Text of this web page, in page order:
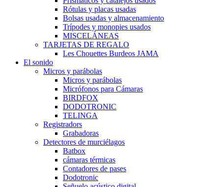
Rótulas y placas usadas
Bolsas usadas y almacenamiento
Trípodes y monopies usados
MISCELÁNEAS
TARJETAS DE REGALO
Les Chouettes Burdeos JAMA
El sonido
Micros y parábolas
Micros y parábolas
Micrófonos para Cámaras
BIRDFOX
DODOTRONIC
TELINGA
Registradors
Grabadoras
Detectores de murciélagos
Batbox
cámaras térmicas
Contadores de pases
Dodotronic